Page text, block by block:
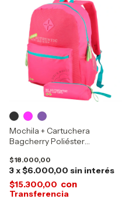
Mochila + Cartuchera
Bagcherry Poliéster
$18.000,00
3x$6.000,00 sin interés
$15.300,00 con